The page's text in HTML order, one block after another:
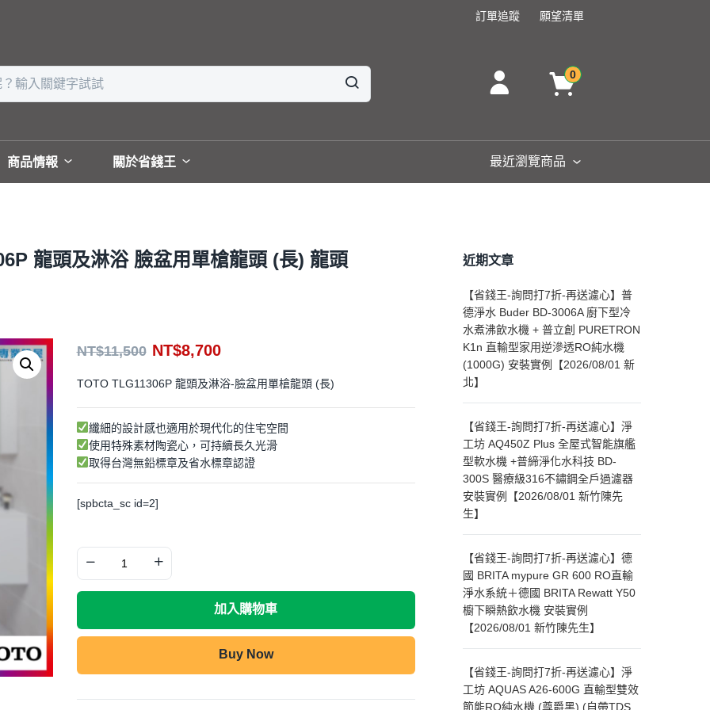
訂單追蹤 願望清單
0
商品情報 關於省錢王 最近瀏覽商品
龍頭及淋浴 臉盆用單槍龍頭 (長) 龍頭
NT$11,500 NT$8,700
TOTO TLG11306P 龍頭及淋浴-臉盆用單槍龍頭 (長)
纖細的設計感也適用於現代化的住宅空間
使用特殊素材陶瓷心，可持續長久光滑
取得台灣無鉛標章及省水標章認證
[spbcta_sc id=2]
加入購物車
Buy Now
近期文章
【省錢王-詢問打7折-再送濾心】普
德淨水 Buder BD-3006A 廚下型冷
水煮沸飲水機 + 普立創 PURETRON
K1n 直輸型家用逆滲透RO純水機
(1000G) 安裝實例【2026/08/01 新
北】
【省錢王-詢問打7折-再送濾心】淨
工坊 AQ450Z Plus 全屋式智能旗艦
型軟水機 +普締淨化水科技 BD-
300S 醫療級316不鏽鋼全戶過濾器
安裝實例【2026/08/01 新竹陳先
生】
【省錢王-詢問打7折-再送濾心】德
國 BRITA mypure GR 600 RO直輸
淨水系統＋德國 BRITA Rewatt Y50
櫥下瞬熱飲水機 安裝實例
【2026/08/01 新竹陳先生】
【省錢王-詢問打7折-再送濾心】淨
工坊 AQUAS A26-600G 直輸型雙效
節能RO純水機 (尊爵黑) (自帶TDS